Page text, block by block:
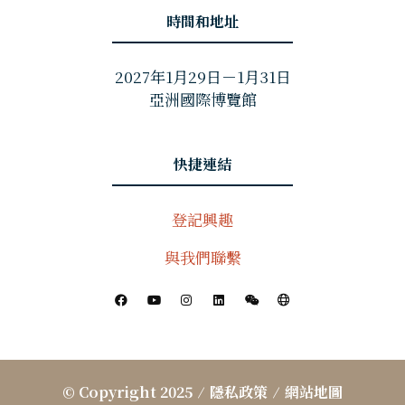
時間和地址
2027年1月29日－1月31日
亞洲國際博覽館
快捷連結
登記興趣
與我們聯繫
© Copyright 2025 隱私政策 網站地圖